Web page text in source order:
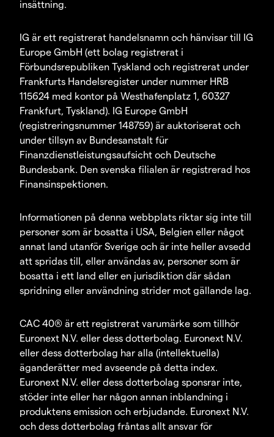
insättning.
IG är ett registrerat handelsnamn och hänvisar till IG
Europe GmbH (ett bolag registrerat i
Förbundsrepubliken Tyskland och registrerat under
Frankfurts Handelsregister under nummer HRB
115624 med kontor på Westhafenplatz 1, 60327
Frankfurt, Tyskland). IG Europe GmbH
(registreringsnummer 148759) är auktoriserat och
under tillsyn av Bundesanstalt für
Finanzdienstleistungsaufsicht och Deutsche
Bundesbank. Den svenska filialen är registrerad hos
Finansinspektionen.
Informationen på denna webbplats riktar sig inte till
personer som är bosatta i USA, Belgien eller något
annat land utanför Sverige och är inte heller avsedd
att spridas till, eller användas av, personer som är
bosatta i ett land eller en jurisdiktion där sådan
spridning eller användning strider mot gällande lag.
CAC 40® är ett registrerat varumärke som tillhör
Euronext N.V. eller dess dotterbolag. Euronext N.V.
eller dess dotterbolag har alla (intellektuella)
äganderätter med avseende på detta index.
Euronext N.V. eller dess dotterbolag sponsrar inte,
stöder inte eller har någon annan inblandning i
produktens emission och erbjudande. Euronext N.V.
och dess dotterbolag fråntas allt ansvar för